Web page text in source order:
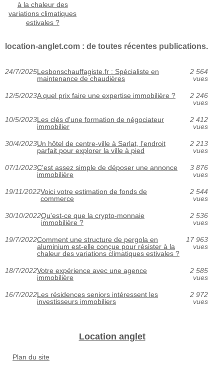
à la chaleur des
variations climatiques
estivales ?
location-anglet.com : de toutes récentes publications.
24/7/2025Lesbonschauffagiste.fr : Spécialiste en
maintenance de chaudières
2 564
vues
12/5/2023A quel prix faire une expertise immobilière ?
2 246
vues
10/5/2023Les clés d'une formation de négociateur
immobilier
2 412
vues
30/4/2023Un hôtel de centre-ville à Sarlat, l’endroit
parfait pour explorer la ville à pied
2 213
vues
07/1/2023C'est assez simple de déposer une annonce
immobilière
3 876
vues
19/11/2022Voici votre estimation de fonds de
commerce
2 544
vues
30/10/2022Qu'est-ce que la crypto-monnaie
immobilière ?
2 536
vues
19/7/2022Comment une structure de pergola en
aluminium est-elle conçue pour résister à la
chaleur des variations climatiques estivales ?
17 963
vues
18/7/2022Votre expérience avec une agence
immobilière
2 585
vues
16/7/2022Les résidences seniors intéressent les
investisseurs immobiliers
2 972
vues
Location anglet
Plan du site